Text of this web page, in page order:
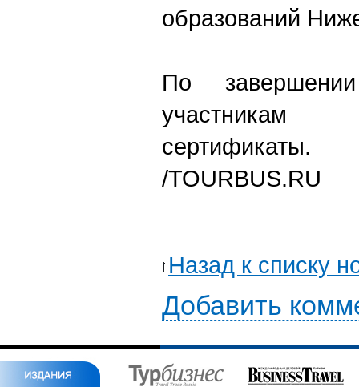
образований
По
сертификаты.
/TOURBUS.RU
Назад к списку
Добавить